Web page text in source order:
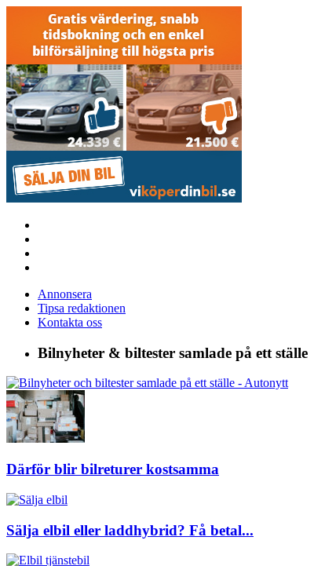
Annonsera
Tipsa redaktionen
Kontakta oss
Bilnyheter & biltester samlade på ett ställe
Därför blir bilreturer kostsamma
Sälja elbil eller laddhybrid? Få betal...